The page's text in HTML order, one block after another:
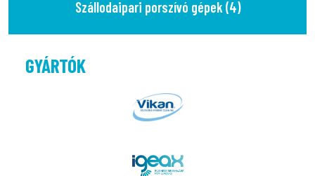
Szállodaipari porszívó gépek (4)
GYÁRTÓK